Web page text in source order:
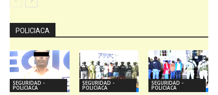
POLICIACA
SEGURIDAD -
POLICIACA
SEGURIDAD -
POLICIACA
SEGURIDAD -
POLICIACA